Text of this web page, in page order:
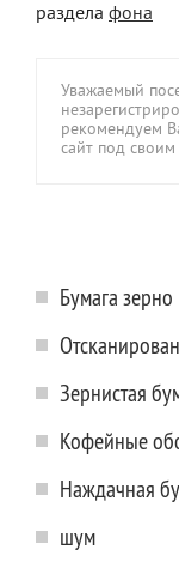
раздела фона
Уважаемый
рекомендуем
сайт под
Бумага зерно
Зернистая
Кофейные
Наждачная
шум